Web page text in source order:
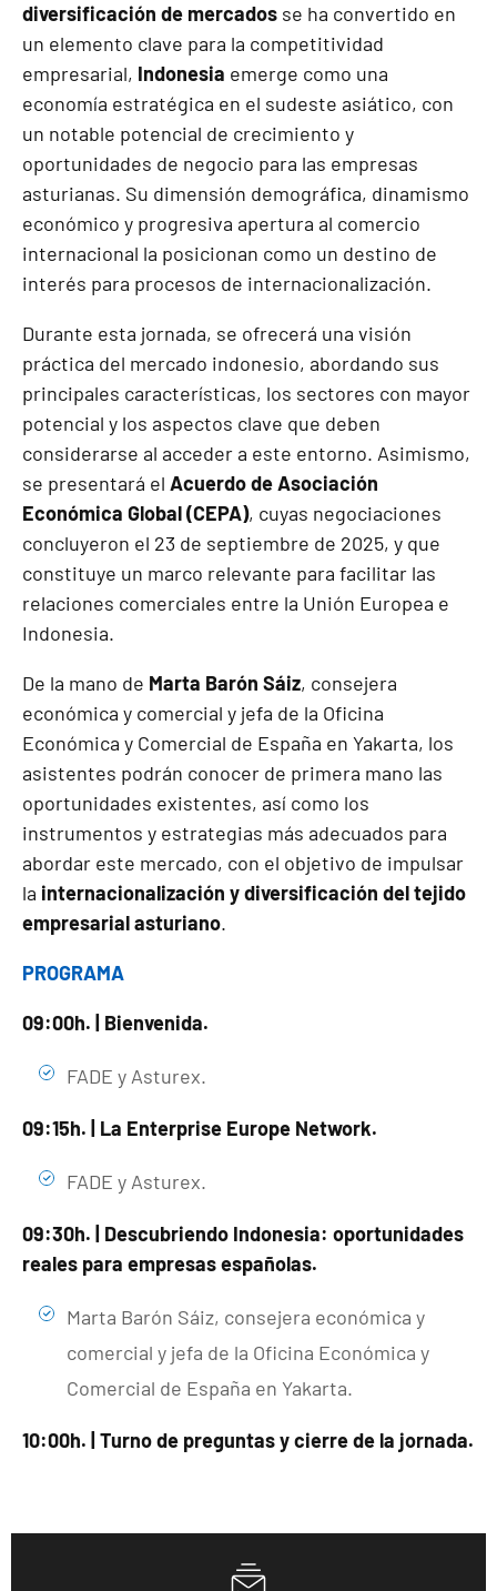
diversificación de mercados se ha convertido en
un elemento clave para la competitividad
empresarial, Indonesia emerge como una
economía estratégica en el sudeste asiático, con
un notable potencial de crecimiento y
oportunidades de negocio para las empresas
asturianas. Su dimensión demográfica, dinamismo
económico y progresiva apertura al comercio
internacional la posicionan como un destino de
interés para procesos de internacionalización.
Durante esta jornada, se ofrecerá una visión
práctica del mercado indonesio, abordando sus
principales características, los sectores con mayor
potencial y los aspectos clave que deben
considerarse al acceder a este entorno. Asimismo,
se presentará el Acuerdo de Asociación
Económica Global (CEPA), cuyas negociaciones
concluyeron el 23 de septiembre de 2025, y que
constituye un marco relevante para facilitar las
relaciones comerciales entre la Unión Europea e
Indonesia.
De la mano de Marta Barón Sáiz, consejera
económica y comercial y jefa de la Oficina
Económica y Comercial de España en Yakarta, los
asistentes podrán conocer de primera mano las
oportunidades existentes, así como los
instrumentos y estrategias más adecuados para
abordar este mercado, con el objetivo de impulsar
la internacionalización y diversificación del tejido
empresarial asturiano.
PROGRAMA
09:00h. | Bienvenida.
FADE y Asturex.
09:15h. | La Enterprise Europe Network.
FADE y Asturex.
09:30h. | Descubriendo Indonesia: oportunidades
reales para empresas españolas.
Marta Barón Sáiz, consejera económica y
comercial y jefa de la Oficina Económica y
Comercial de España en Yakarta.
10:00h. | Turno de preguntas y cierre de la jornada.